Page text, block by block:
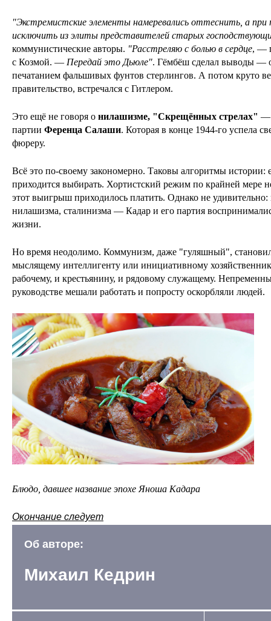
"Экстремистские элементы намеревались оттеснить, а при
исключить из элиты представителей старых
коммунистические авторы. "Расстреляю с болью в сердце, —
с Козмой. — Передай это Дьюле". Гёмбёш сделал выводы —
печатанием фальшивых фунтов стерлингов. А потом круто
правительство, встречался с Гитлером.
Это ещё не говоря о нилашизме, "Скрещённых стрелах" —
партии Ференца Салаши. Которая в конце 1944-го успела
фюреру.
Всё это по-своему закономерно. Таковы алгоритмы
приходится выбирать. Хортистский режим по крайней мере
этот выигрыш приходилось платить. Однако не удивительно:
нилашизма, сталинизма — Кадар и его партия
жизни.
Но время неодолимо. Коммунизм, даже "гуляшный",
мыслящему интеллигенту или инициативному
рабочему, и крестьянину, и рядовому служащему.
руководстве мешали работать и попросту оскорбляли людей.
Блюдо, давшее название эпохе Яноша Кадара
Окончание следует
Об авторе:
Михаил Кедрин